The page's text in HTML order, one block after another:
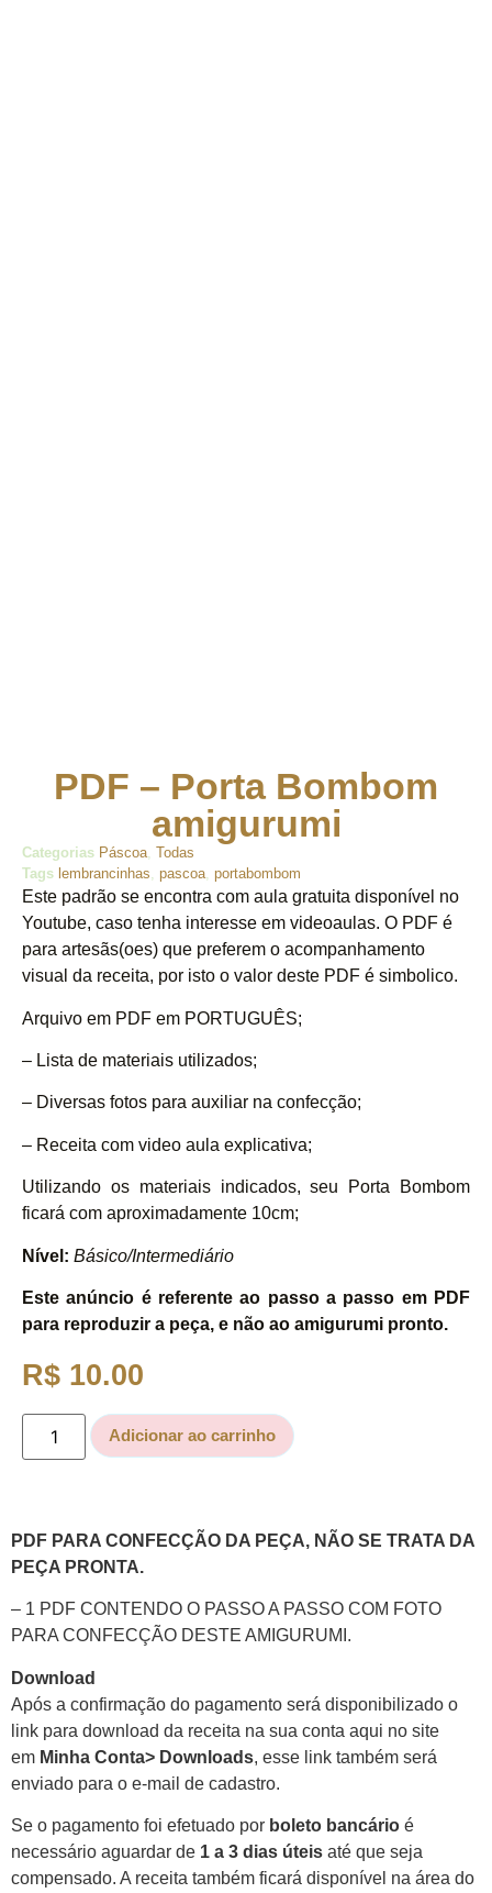
PDF – Porta Bombom
amigurumi
Categorias Páscoa, Todas
Tags lembrancinhas, pascoa, portabombom
Este padrão se encontra com aula gratuita disponível no
Youtube, caso tenha interesse em videoaulas. O PDF é
para artesãs(oes) que preferem o acompanhamento
visual da receita, por isto o valor deste PDF é simbolico.
Arquivo em PDF em PORTUGUÊS;
– Lista de materiais utilizados;
– Diversas fotos para auxiliar na confecção;
– Receita com video aula explicativa;
Utilizando os materiais indicados, seu Porta Bombom
ficará com aproximadamente 10cm;
Nível: Básico/Intermediário
Este anúncio é referente ao passo a passo em PDF
para reproduzir a peça, e não ao amigurumi pronto.
R$ 10.00
Adicionar ao carrinho
PDF PARA CONFECÇÃO DA PEÇA, NÃO SE TRATA DA
PEÇA PRONTA.
– 1 PDF CONTENDO O PASSO A PASSO COM FOTO
PARA CONFECÇÃO DESTE AMIGURUMI.
Download
Após a confirmação do pagamento será disponibilizado o
link para download da receita na sua conta aqui no site
em Minha Conta> Downloads, esse link também será
enviado para o e-mail de cadastro.
Se o pagamento foi efetuado por boleto bancário é
necessário aguardar de 1 a 3 dias úteis até que seja
compensado. A receita também ficará disponível na área do